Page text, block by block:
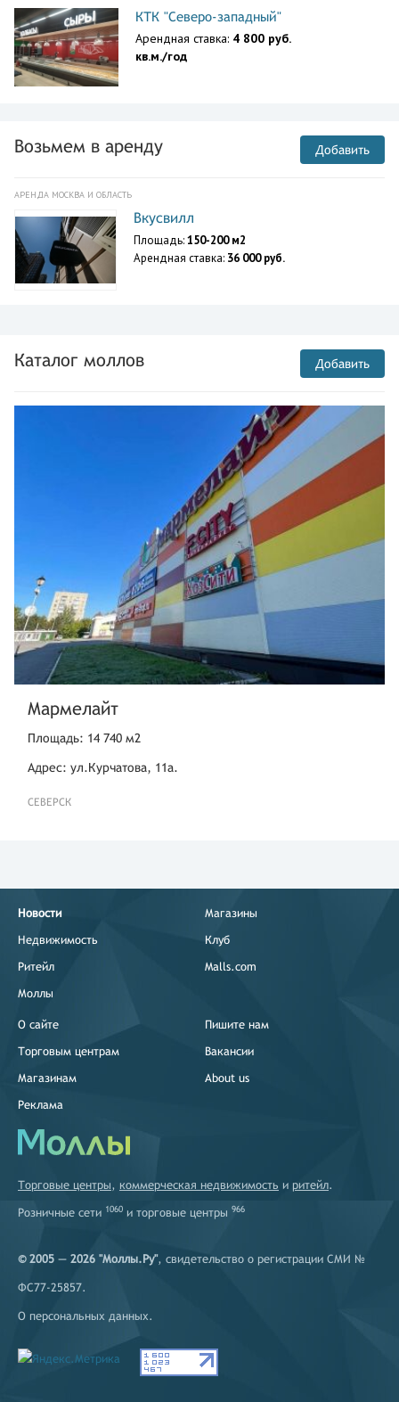
КТК "Северо-западный"
Арендная ставка: 4 800 руб.
кв.м./год
Возьмем в аренду Добавить
АРЕНДА МОСКВА И ОБЛАСТЬ
Вкусвилл
Площадь:150-200 м2
Арендная ставка: 36 000 руб.
Каталог моллов Добавить
Мармелайт
Площадь: 14 740 м2
Адрес: ул.Курчатова, 11а.
СЕВЕРСК
Новости
Недвижимость
Ритейл
Моллы
Магазины
Клуб
Malls.com
О сайте
Торговым центрам
Магазинам
Реклама
Пишите нам
Вакансии
About us
Торговые центры, коммерческая недвижимость и ритейл.
Розничные сети 1060 и торговые центры 966
© 2005 — 2026 "Моллы.Ру", свидетельство о регистрации СМИ №
ФС77-25857.
О персональных данных.